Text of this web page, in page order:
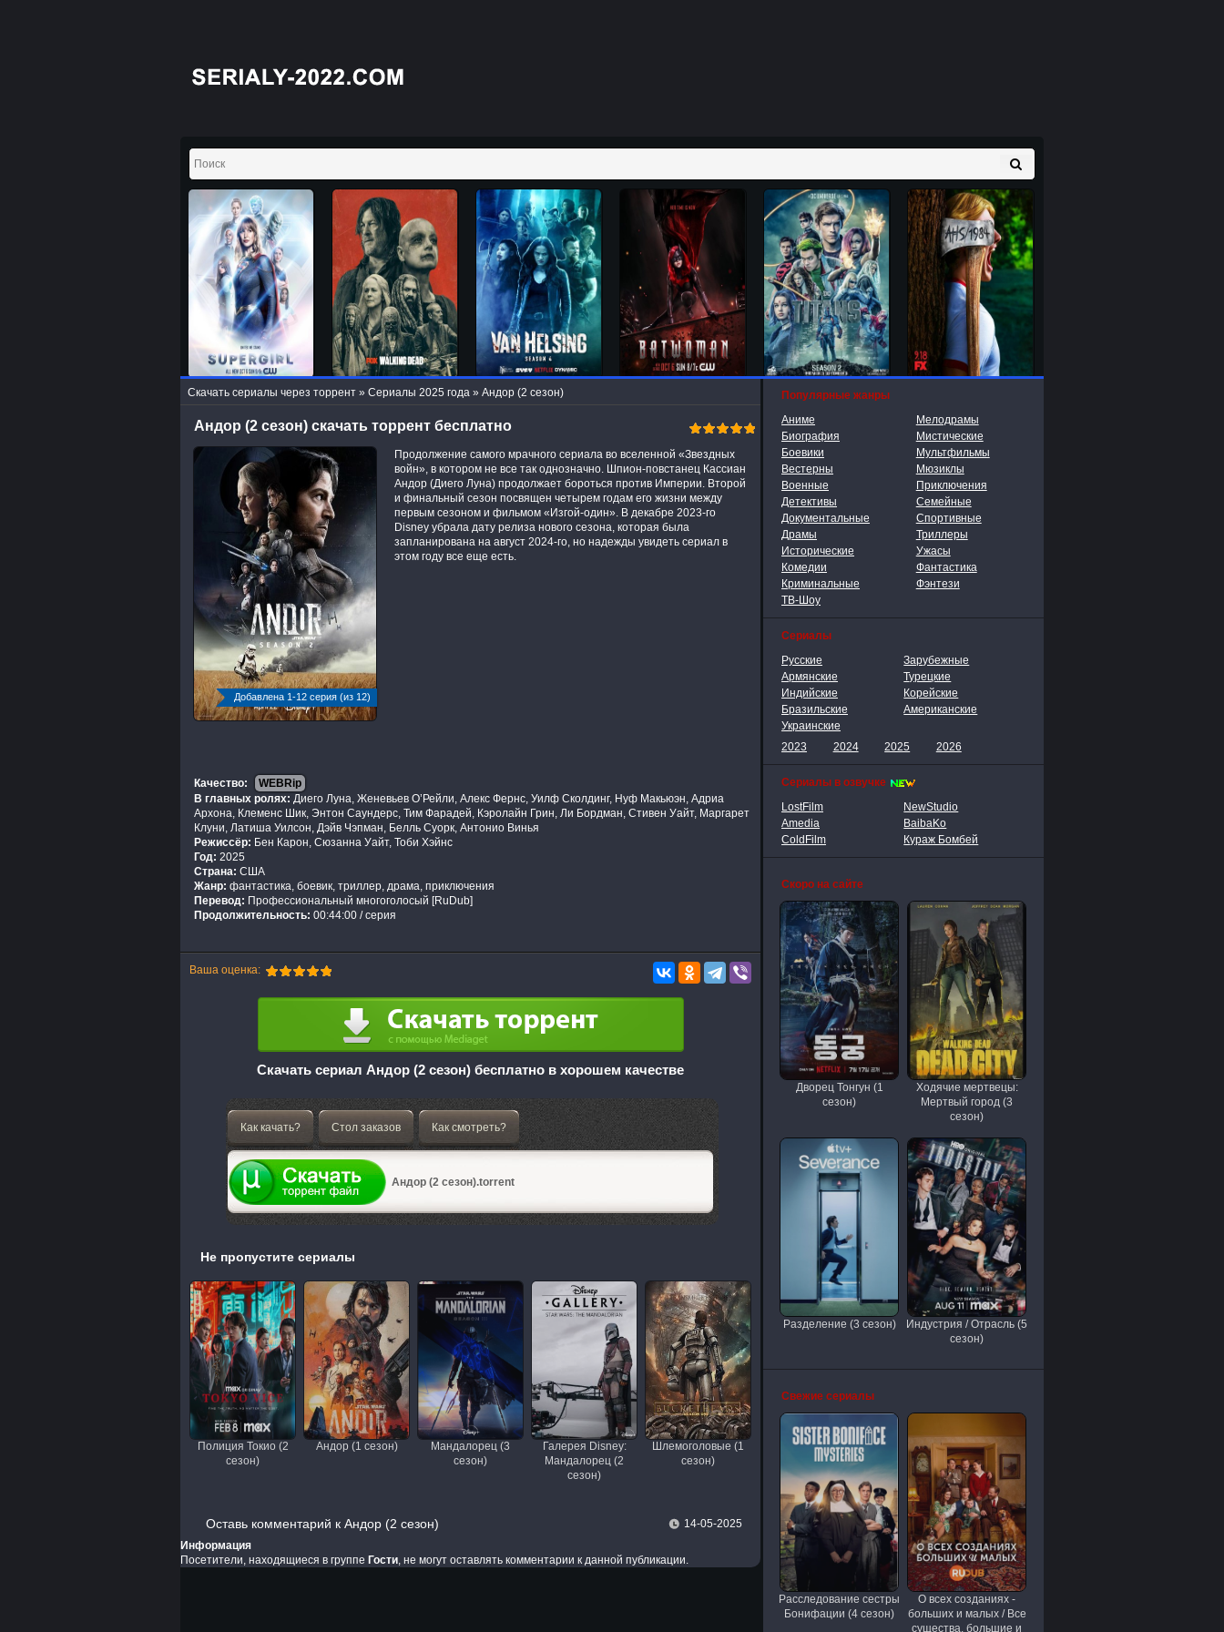
Скачать сериалы через торрент » Сериалы 2025 года » Андор (2 сезон)
Андор (2 сезон) скачать торрент бесплатно
Добавлена 1-12 серия (из 12)
Продолжение самого мрачного сериала во вселенной «Звездных
войн», в котором не все так однозначно. Шпион-повстанец Кассиан
Андор (Диего Луна) продолжает бороться против Империи. Второй
и финальный сезон посвящен четырем годам его жизни между
первым сезоном и фильмом «Изгой-один». В декабре 2023-го
Disney убрала дату релиза нового сезона, которая была
запланирована на август 2024-го, но надежды увидеть сериал в
этом году все еще есть.
Качество:
WEBRip
В главных ролях: Диего Луна, Женевьев О’Рейли, Алекс Фернс, Уилф Сколдинг, Нуф Макьюэн, Адриа
Архона, Клеменс Шик, Энтон Саундерс, Тим Фарадей, Кэролайн Грин, Ли Бордман, Стивен Уайт, Маргарет
Клуни, Латиша Уилсон, Дэйв Чэпман, Белль Суорк, Антонио Винья
Режиссёр: Бен Карон, Сюзанна Уайт, Тоби Хэйнс
Год: 2025
Страна: США
Жанр: фантастика, боевик, триллер, драма, приключения
Перевод: Профессиональный многоголосый [RuDub]
Продолжительность: 00:44:00 / серия
Ваша оценка:
Скачать сериал Андор (2 сезон) бесплатно в хорошем качестве
Как качать? Стол заказов Как смотреть?
Андор (2 сезон).torrent
Не пропустите сериалы
Полиция Токио (2
сезон)
Андор (1 сезон)
Мандалорец (3
сезон)
Галерея Disney:
Мандалорец (2
сезон)
Шлемоголовые (1
сезон)
Оставь комментарий к Андор (2 сезон)
14-05-2025
Информация
Посетители, находящиеся в группе Гости, не могут оставлять комментарии к данной публикации.
Популярные жанры
Аниме
Мелодрамы
Биография
Мистические
Боевики
Мультфильмы
Вестерны
Мюзиклы
Военные
Приключения
Детективы
Семейные
Документальные
Спортивные
Драмы
Триллеры
Исторические
Ужасы
Комедии
Фантастика
Криминальные
Фэнтези
ТВ-Шоу
Сериалы
Русские
Зарубежные
Армянские
Турецкие
Индийские
Корейские
Бразильские
Американские
Украинские
2023
2024 2025 2026
Сериалы в озвучке
LostFilm
NewStudio
Amedia
BaibaKo
ColdFilm
Кураж Бомбей
Скоро на сайте
Дворец Тонгун (1
сезон)
Ходячие мертвецы:
Мертвый город (3
сезон)
Разделение (3 сезон)
Индустрия / Отрасль (5
сезон)
Свежие сериалы
Расследование сестры
Бонифации (4 сезон)
О всех созданиях -
больших и малых / Все
существа, большие и